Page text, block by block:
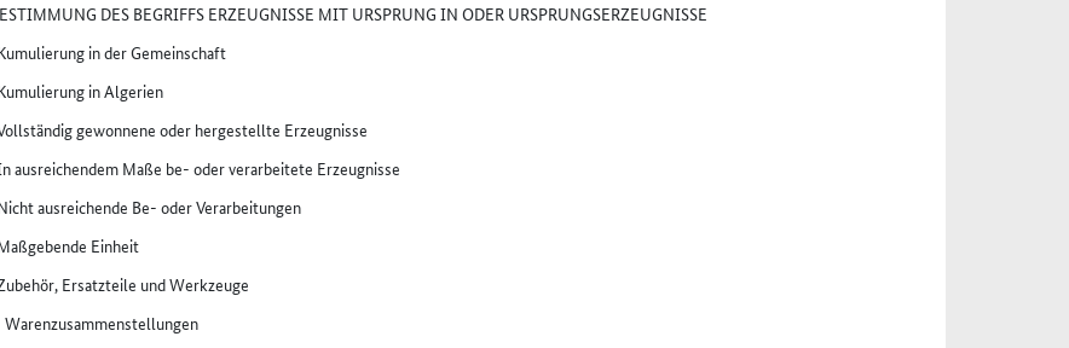
DES BEGRIFFS ERZEUGNISSE MIT URSPRUNG IN ODER URSPRUNGSERZEUGNISSE
in der Gemeinschaft
in Algerien
gewonnene oder hergestellte Erzeugnisse
ausreichendem Maße be- oder verarbeitete Erzeugnisse
ausreichende Be- oder Verarbeitungen
Einheit
Ersatzteile und Werkzeuge
Warenzusammenstellungen